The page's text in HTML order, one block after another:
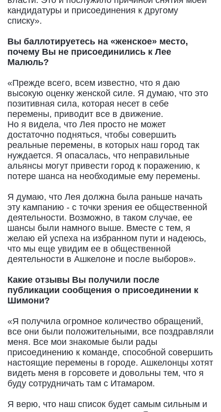
кандидатуры и присоединения к другому
списку».
Вы баллотируетесь на «женское» место,
почему Вы не присоединились к Лее
Малюль?
«Прежде всего, всем известно, что я даю
высокую оценку женской силе. Я думаю, что это
позитивная сила, которая несет в себе
перемены, приводит все в движение.
Но я видела, что Лея просто не может
достаточно подняться, чтобы совершить
реальные перемены, в которых наш город так
нуждается. Я опасалась, что неправильные
альянсы могут привести город к поражению, к
потере шанса на необходимые ему перемены.
Я думаю, что Лея должна была раньше начать
эту кампанию - с точки зрения ее общественной
деятельности. Возможно, в таком случае, ее
шансы были намного выше. Вместе с тем, я
желаю ей успеха на избранном пути и надеюсь,
что мы еще увидим ее в общественной
деятельности в Ашкелоне и после выборов».
Какие отзывы Вы получили после
публикации сообщения о присоединении к
Шимони?
«Я получила огромное количество обращений,
все они были положительными, все поздравляли
меня. Все мои знакомые были рады
присоединению к команде, способной совершить
настоящие перемены в городе. Ашкелонцы хотят
видеть меня в горсовете и довольны тем, что я
буду сотрудничать там с Итамаром.
Я верю, что наш список будет самым сильным и